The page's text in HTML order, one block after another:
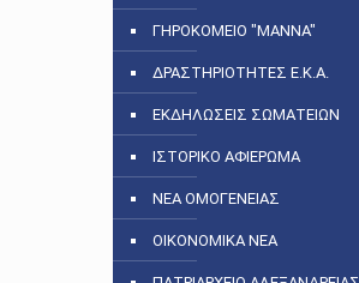
ΓΗΡΟΚΟΜΕΙΟ "ΜΑΝΝΑ"
ΔΡΑΣΤΗΡΙΟΤΗΤΕΣ Ε.Κ.Α.
ΕΚΔΗΛΩΣΕΙΣ ΣΩΜΑΤΕΙΩΝ
ΙΣΤΟΡΙΚΟ ΑΦΙΕΡΩΜΑ
ΝΕΑ ΟΜΟΓΕΝΕΙΑΣ
ΟΙΚΟΝΟΜΙΚΑ ΝΕΑ